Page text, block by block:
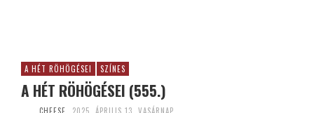
A HÉT RÖHÖGÉSEI SZÍNES
A HÉT RÖHÖGÉSEI (555.)